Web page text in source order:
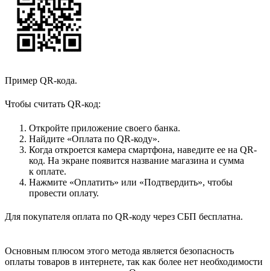
Пример QR-кода.
Чтобы считать QR-код:
Откройте приложение своего банка.
Найдите «Оплата по QR-коду».
Когда откроется камера смартфона, наведите ее на QR-
код. На экране появится название магазина и сумма
к оплате.
Нажмите «Оплатить» или «Подтвердить», чтобы
провести оплату.
Для покупателя оплата по QR-коду через СБП бесплатна.
Основным плюсом этого метода является безопасность
оплаты товаров в интернете, так как более нет необходимости